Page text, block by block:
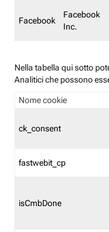
Facebook
Facebook
Inc.
Nella tabella qui sotto
Analitici che possono
Nome cookie
ck_consent
fastwebit_cp
isCmbDone